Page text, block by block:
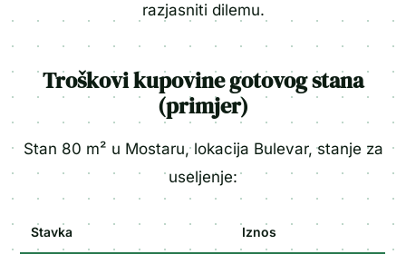
razjasniti dilemu.
Troškovi kupovine gotovog stana
(primjer)
Stan 80 m² u Mostaru, lokacija Bulevar, stanje za
useljenje:
Stavka Iznos